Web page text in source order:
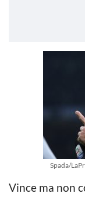
Spada/
Vince ma non